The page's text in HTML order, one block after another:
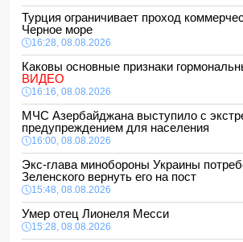
Турция ограничивает проход
Черное море
16:28, 08.08.2026
Каковы основные признаки
ВИДЕО
16:16, 08.08.2026
МЧС Азербайджана выступило с
предупреждением для населения
16:00, 08.08.2026
Экс-глава минобороны Украины
Зеленского вернуть его на пост
15:48, 08.08.2026
Умер отец Лионеля Месси
15:28, 08.08.2026